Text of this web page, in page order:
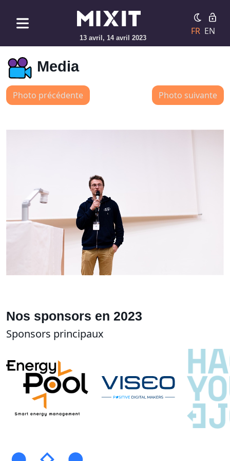
13 avril, 14 avril 2023
FR EN
Media
Photo précédente Photo suivante
Nos sponsors en 2023
Sponsors principaux